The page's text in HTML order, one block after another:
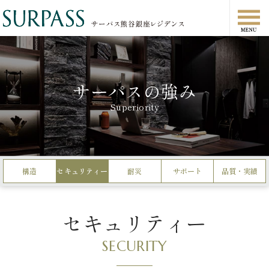
サーパスの強み
Superiority
構造 セキュリティー 耐災 サポート 品質・実績
セキュリティー
SECURITY